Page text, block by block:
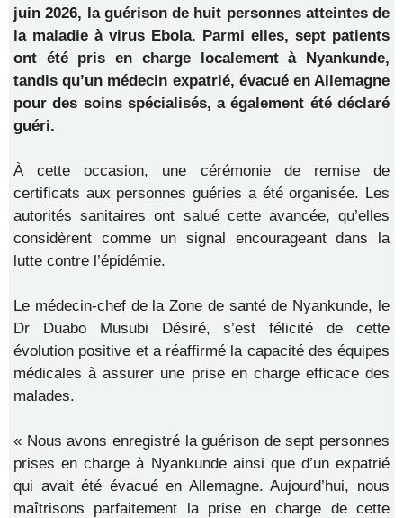
juin 2026, la guérison de huit personnes atteintes de
la maladie à virus Ebola. Parmi elles, sept patients
ont été pris en charge localement à Nyankunde,
tandis qu’un médecin expatrié, évacué en Allemagne
pour des soins spécialisés, a également été déclaré
guéri.
À cette occasion, une cérémonie de remise de
certificats aux personnes guéries a été organisée. Les
autorités sanitaires ont salué cette avancée, qu’elles
considèrent comme un signal encourageant dans la
lutte contre l’épidémie.
Le médecin-chef de la Zone de santé de Nyankunde, le
Dr Duabo Musubi Désiré, s’est félicité de cette
évolution positive et a réaffirmé la capacité des équipes
médicales à assurer une prise en charge efficace des
malades.
« Nous avons enregistré la guérison de sept personnes
prises en charge à Nyankunde ainsi que d’un expatrié
qui avait été évacué en Allemagne. Aujourd’hui, nous
maîtrisons parfaitement la prise en charge de cette